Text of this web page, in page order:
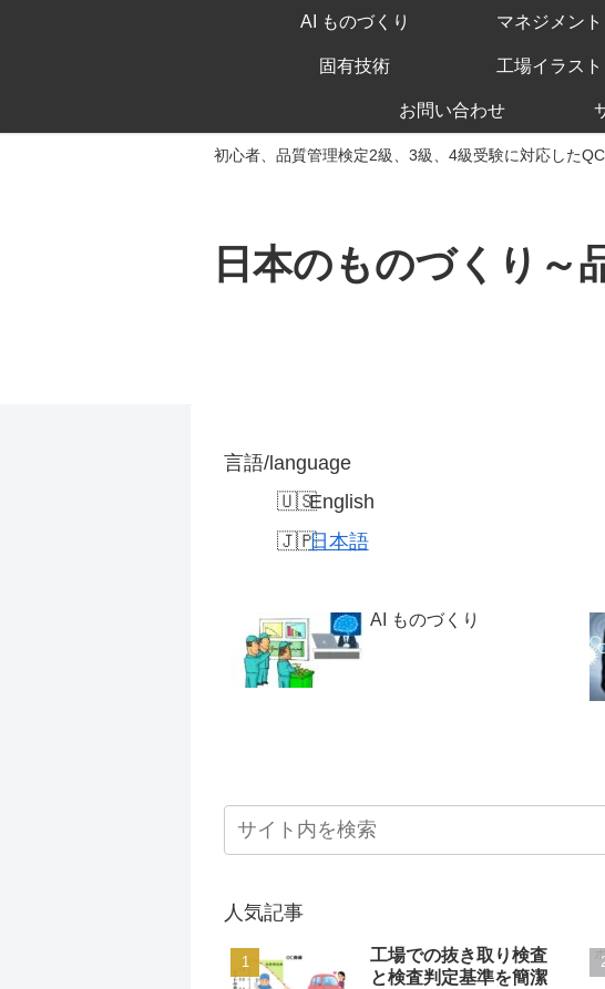
初心者、品質管理検定2級、3級、4級受験に対応した
日本のものづくり～
AI ものづくり マネジメント
固有技術 工場イラスト
お問い合わせ
言語/language
English
日本語
AI ものづくり
人気記事
工場での抜き取り検査
と検査判定基準を簡潔